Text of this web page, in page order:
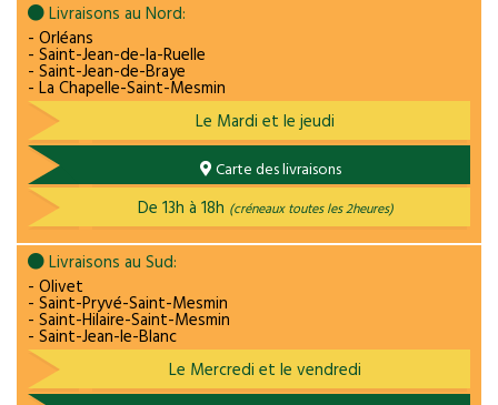
Livraisons au Nord:
- Orléans
- Saint-Jean-de-la-Ruelle
- Saint-Jean-de-Braye
- La Chapelle-Saint-Mesmin
Le Mardi et le jeudi
Carte des livraisons
De 13h à 18h (créneaux toutes les 2heures)
Livraisons au Sud:
- Olivet
- Saint-Pryvé-Saint-Mesmin
- Saint-Hilaire-Saint-Mesmin
- Saint-Jean-le-Blanc
Le Mercredi et le vendredi